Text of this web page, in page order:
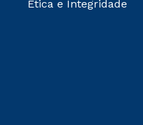
Ética e Integridade